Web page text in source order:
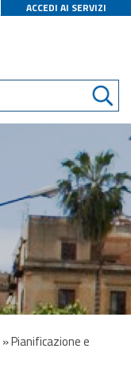
ACCEDI AI SERVIZI
»Pianificazione e